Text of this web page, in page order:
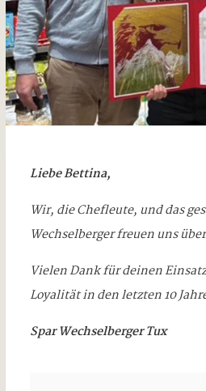
Liebe Bettina,
Wir, die Chefleute, und das
Wechselberger freuen uns
Vielen Dank für deinen
Loyalität in den letzten 10
Spar Wechselberger Tux